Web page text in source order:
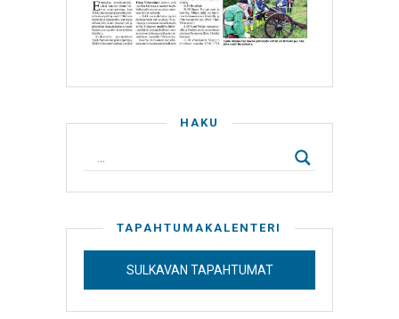
HAKU
TAPAHTUMAKALENTERI
SULKAVAN TAPAHTUMAT